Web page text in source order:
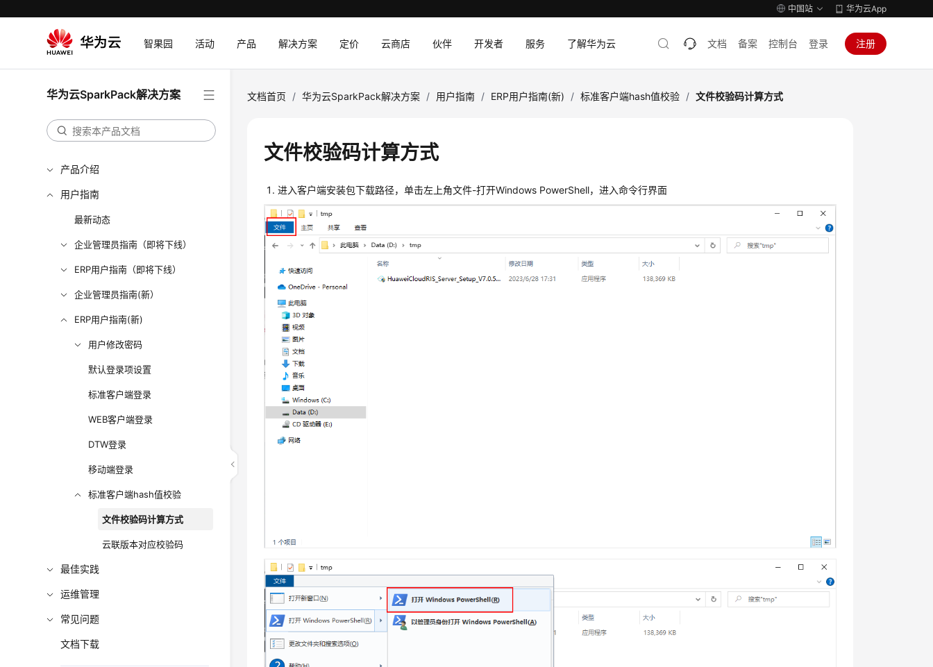
中国站 华为云App
智果园 活动 产品 解决方案 定价 云商店 伙伴 开发者 服务 了解华为云 文档 备案 控制台 登录 注册
华为云SparkPack解决方案
产品介绍
用户指南
最新动态
企业管理员指南（即将下线）
ERP用户指南（即将下线）
企业管理员指南(新）
ERP用户指南(新)
用户修改密码
默认登录项设置
标准客户端登录
WEB客户端登录
DTW登录
移动端登录
标准客户端hash值校验
文件校验码计算方式
云联版本对应校验码
最佳实践
运维管理
常见问题
文档下载
文档首页 / 华为云SparkPack解决方案 / 用户指南 / ERP用户指南(新) / 标准客户端hash值校验 / 文件校验码计算方式
文件校验码计算方式
进入客户端安装包下载路径，单击左上角文件-打开Windows PowerShell，进入命令行界面